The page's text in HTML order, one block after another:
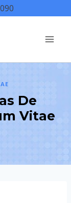
De
Vitae